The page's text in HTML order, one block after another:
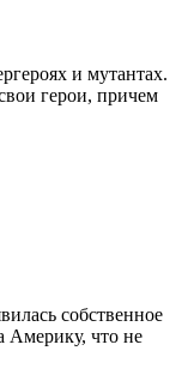
и мутантах.
герои, причем
собственное
Америку, что не